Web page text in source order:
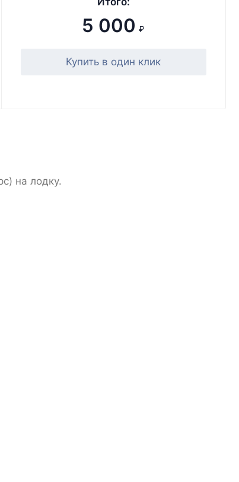
5 000 ₽
Купить в один клик
на лодку.